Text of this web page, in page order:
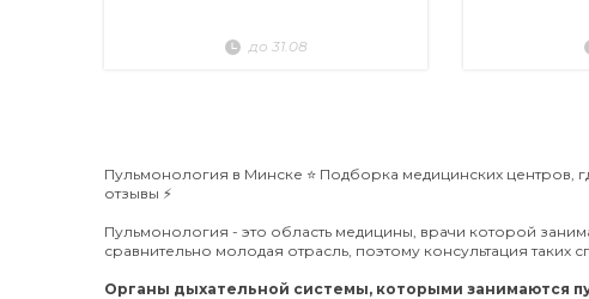
до 31.08
Пульмонология в Минске ⭐️ Подборка медицинских центров,
отзывы ⚡️
Пульмонология - это область медицины, врачи которой
сравнительно молодая отрасль, поэтому консультация таких
Органы дыхательной системы, которыми занимаются